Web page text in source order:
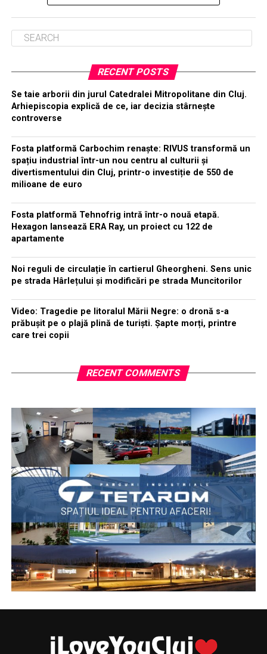
RECENT POSTS
Se taie arborii din jurul Catedralei Mitropolitane din Cluj.
Arhiepiscopia explică de ce, iar decizia stârnește
controverse
Fosta platformă Carbochim renaște: RIVUS transformă un
spațiu industrial într-un nou centru al culturii și
divertismentului din Cluj, printr-o investiție de 550 de
milioane de euro
Fosta platformă Tehnofrig intră într-o nouă etapă.
Hexagon lansează ERA Ray, un proiect cu 122 de
apartamente
Noi reguli de circulație în cartierul Gheorgheni. Sens unic
pe strada Hârlețului și modificări pe strada Muncitorilor
Video: Tragedie pe litoralul Mării Negre: o dronă s-a
prăbușit pe o plajă plină de turiști. Șapte morți, printre
care trei copii
RECENT COMMENTS